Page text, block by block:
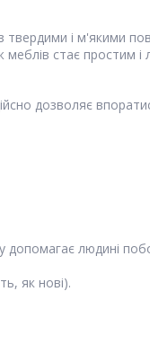
і м'якими
меблів стає
дозволяє
людині
як нові).